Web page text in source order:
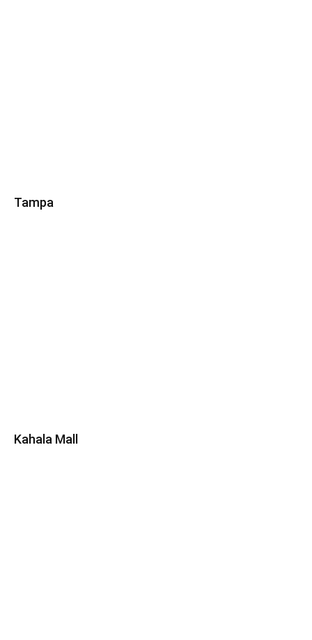
Tampa
Kahala Mall